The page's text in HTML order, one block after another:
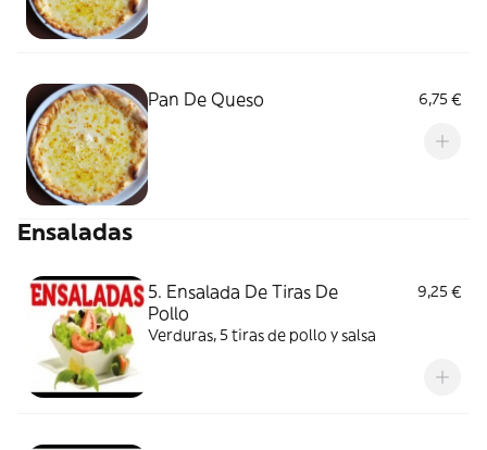
Pan De Queso 6,75 €
Ensaladas
5. Ensalada De Tiras De
Pollo
9,25 €
Verduras, 5 tiras de pollo y salsa